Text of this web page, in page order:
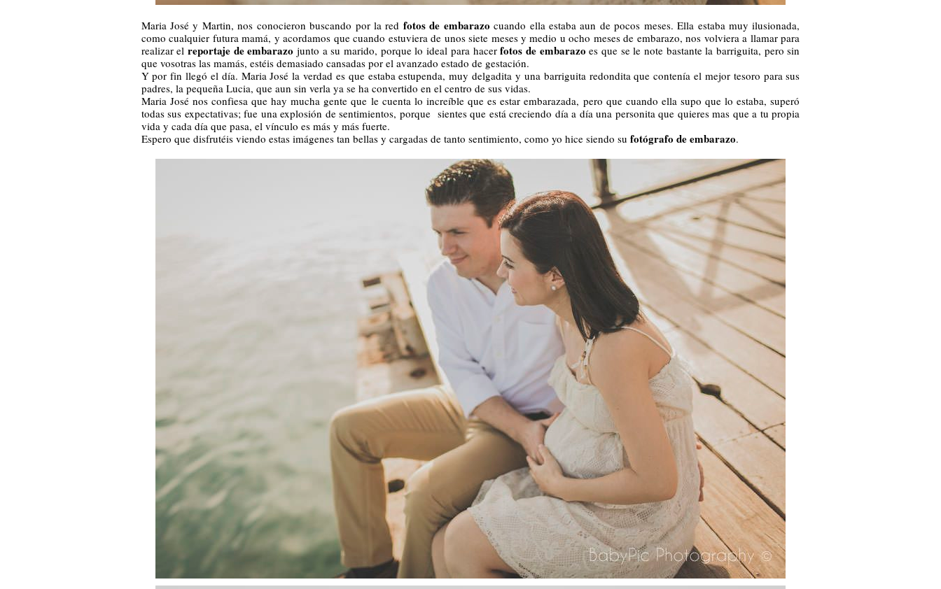
Maria José y Martin, nos conocieron buscando por la red fotos de embarazo cuando ella estaba aun de pocos meses. Ella estaba muy ilusionada,
como cualquier futura mamá, y acordamos que cuando estuviera de unos siete meses y medio u ocho meses de embarazo, nos volviera a llamar para
realizar el reportaje de embarazo junto a su marido, porque lo ideal para hacerfotos de embarazo es que se le note bastante la barriguita, pero sin
que vosotras las mamás, estéis demasiado cansadas por el avanzado estado de gestación.
Y por fin llegó el día. Maria José la verdad es que estaba estupenda, muy delgadita y una barriguita redondita que contenía el mejor tesoro para sus
padres, la pequeña Lucia, que aun sin verla ya se ha convertido en el centro de sus vidas.
Maria José nos confiesa que hay mucha gente que le cuenta lo increíble que es estar embarazada, pero que cuando ella supo que lo estaba, superó
todas sus expectativas; fue una explosión de sentimientos, porque sientes que está creciendo día a día una personita que quieres mas que a tu propia
vida y cada día que pasa, el vínculo es más y más fuerte.
Espero que disfrutéis viendo estas imágenes tan bellas y cargadas de tanto sentimiento, como yo hice siendo su fotógrafo de embarazo.